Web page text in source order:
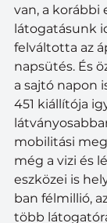
van, a korábbi
látogatásunk
felváltotta az
napsütés. És
a sajtó napon
451 kiállítója
mobilitási
még a vizi és
eszközei is
ban félmillió,
több